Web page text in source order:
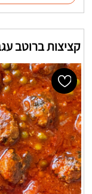
קציצות ברוטב